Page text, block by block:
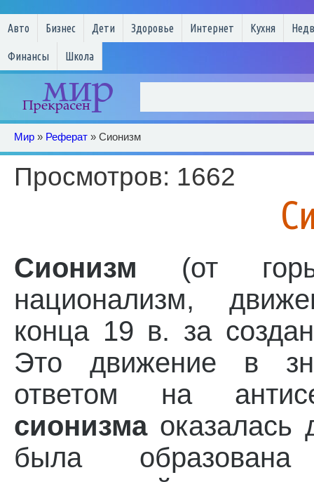
Авто Бизнес Дети Здоровье Интернет Кухня
Финансы Школа
Мир » Реферат » Сионизм
Просмотров: 1662
Сионизм (от
национализм,
конца 19 в. за
Это движение в
ответом на
сионизмаоказалась
была образована